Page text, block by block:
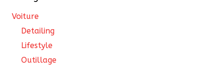
Voiture
Detailing
Lifestyle
Outillage